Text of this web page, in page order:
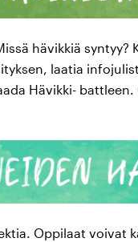
hävikkiä syntyy?
laatia
Hävikki-
Oppilaat voivat